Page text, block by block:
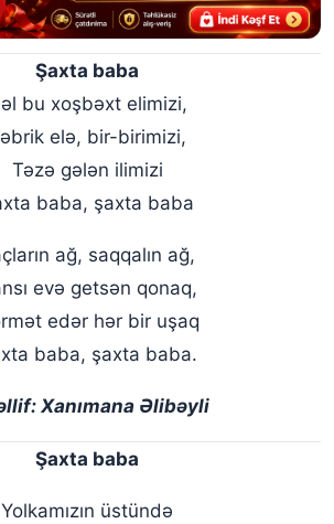
Şaxta baba
bu xoşbəxt elimizi,
elə, bir-birimizi,
Təzə gələn ilimizi
baba, şaxta baba
ağ, saqqalın ağ,
evə getsən qonaq,
edər hər bir uşaq
baba, şaxta baba.
Xanımana Əlibəyli
Şaxta baba
Yolkamızın üstündə